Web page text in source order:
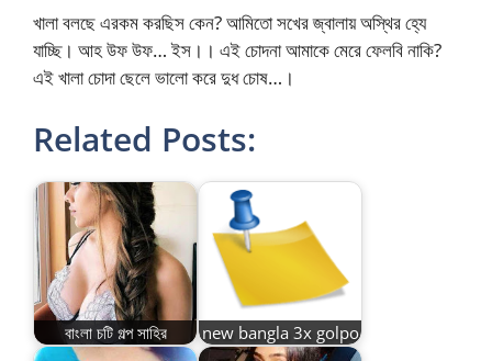
খালা বলছে এরকম করছিস কেন? আমিতো সখের জ্বালায় অস্থির হ্যে
যাচ্ছি। আহ উফ উফ… ইস।। এই চোদনা আমাকে মেরে ফেলবি নাকি?
এই খালা চোদা ছেলে ভালো করে দুধ চোষ…।
Related Posts:
বাংলা চটি গল্প সাহির new bangla 3x golpo